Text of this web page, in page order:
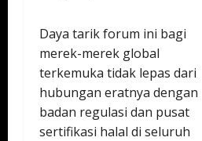
Daya tarik forum ini bagi
merek-merek global
terkemuka tidak lepas dari
hubungan eratnya dengan
badan regulasi dan pusat
sertifikasi halal di seluruh